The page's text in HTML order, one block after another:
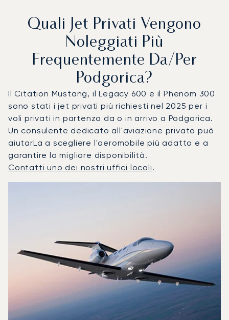
Quali Jet Privati Vengono
Noleggiati Più
Frequentemente Da/per
Podgorica?
Il Citation Mustang, il Legacy 600 e il Phenom 300
sono stati i jet privati più richiesti nel 2025 per i
voli privati in partenza da o in arrivo a Podgorica.
Un consulente dedicato all'aviazione privata può
aiutarLa a scegliere l'aeromobile più adatto e a
garantire la migliore disponibilità.
Contatti uno dei nostri uffici locali.